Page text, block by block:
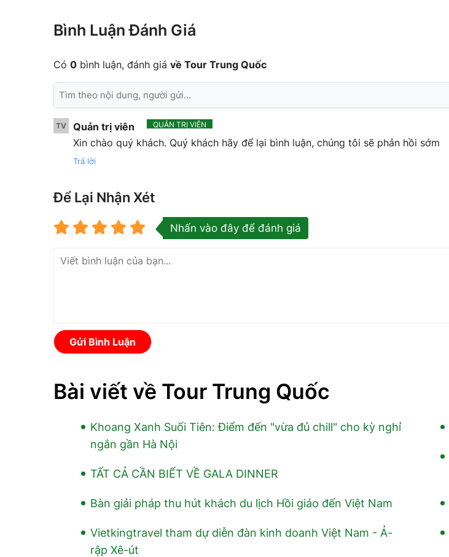
Bình Luận Đánh Giá
Có 0 bình luận, đánh giá về Tour Trung Quốc
TV Quản trị viên QUẢN TRỊ VIÊN
Xin chào quý khách. Quý khách hãy để lại bình luận, chúng tôi sẽ phản hồi sớm
Trả lời
Để Lại Nhận Xét
Nhấn vào đây để đánh giá
Gửi Bình Luận
Bài viết về Tour Trung Quốc
Khoang Xanh Suối Tiên: Điểm đến "vừa đủ chill" cho kỳ nghỉ
ngắn gần Hà Nội
TẤT CẢ CẦN BIẾT VỀ GALA DINNER
Bàn giải pháp thu hút khách du lịch Hồi giáo đến Việt Nam
Vietkingtravel tham dự diễn đàn kinh doanh Việt Nam - Ả-
rập Xê-út